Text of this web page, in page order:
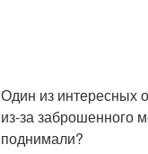
Один из интересных
из-за заброшенного
поднимали?